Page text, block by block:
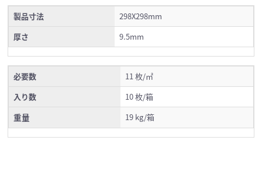
製品寸法
298X298mm
厚さ
9.5mm
必要数
11 枚/㎡
入り数
10 枚/箱
重量 19 kg/箱